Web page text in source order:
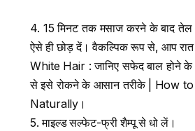
4. 15 मिनट तक मसाज करने के बाद
ऐसे ही छोड़ दें। वैकल्पिक रूप से, आप
White Hair : जानिए सफेद बाल होने
से इसे रोकने के आसान तरीके | How
Naturally।
5. माइल्ड सल्फेट-फ्री शैम्पू से धो लें।